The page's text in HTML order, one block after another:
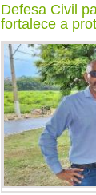
Defesa Civil
fortalece a